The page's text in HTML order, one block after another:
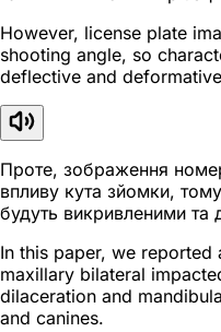
However, license plate
shooting angle, so
deflective and
Проте, зображення
впливу кута зйомки,
будуть викривленими
In this paper, we reported
maxillary bilateral
dilaceration and
and canines.